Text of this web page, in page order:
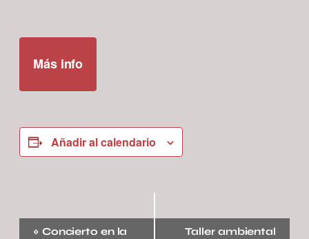
Más info
Añadir al calendario
Navegación
« Concierto en la
Taller ambiental